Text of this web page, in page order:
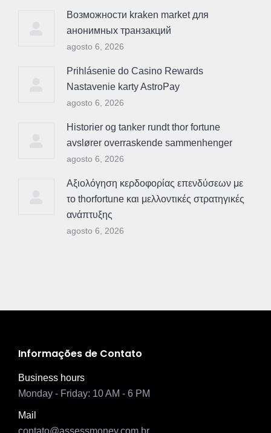
Возможности kraken market для
анонимных транзакций
agosto 6, 2026
Prihlásenie do Casino Rewards
Nastavenie karty AstroPay
agosto 6, 2026
Historier og tanker rundt thor fortune
avslører overraskende sammenhenger
agosto 6, 2026
Αξιολόγηση κερδοφορίας επενδύσεων με
το thorfortune και μελλοντικές στρατηγικές
ανάπτυξης
agosto 6, 2026
Informações de Contato
Business hours
Monday - Friday: 10 AM - 6 PM
Mail
contato@assessmoney.com.br